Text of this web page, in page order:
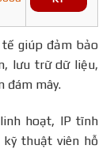
tế giúp đảm bảo
lưu trữ dữ liệu,
đám mây.
hoạt, IP tĩnh
kỹ thuật viên hỗ